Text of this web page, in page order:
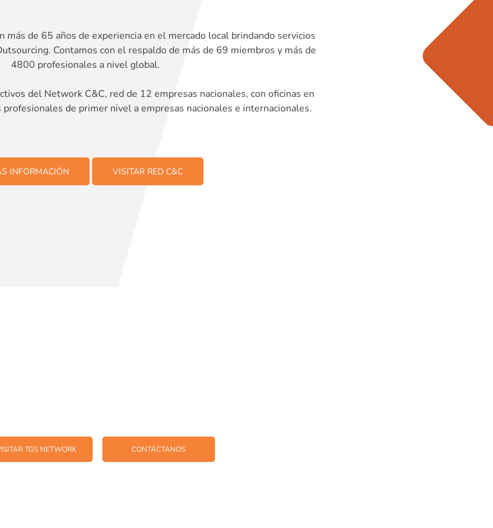
más de 65 años de experiencia en el mercado local brindando servicios
Contamos con el respaldo de más de 69 miembros y más de
4800 profesionales a nivel global.
del Network C&C, red de 12 empresas nacionales, con oficinas en
de primer nivel a empresas nacionales e internacionales.
INFORMACIÓN VISITAR RED C&C
TGS NETWORK CONTÁCTANOS